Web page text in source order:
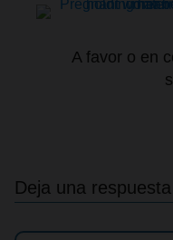
A favor o en
Deja una respuesta